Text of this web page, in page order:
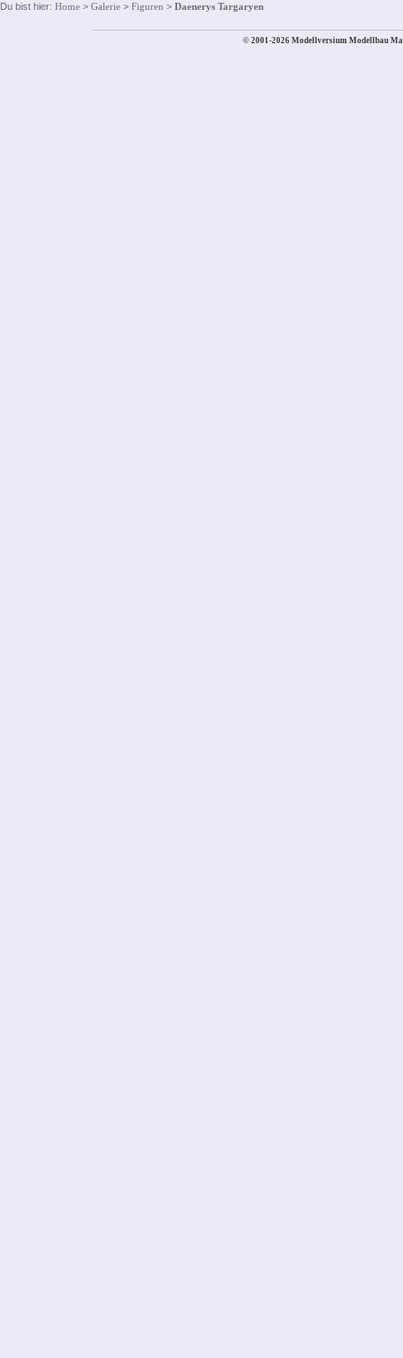
Du bist hier: Home > Galerie > Figuren > Daenerys Targaryen
© 2001-2026 Modellversium Modellbau